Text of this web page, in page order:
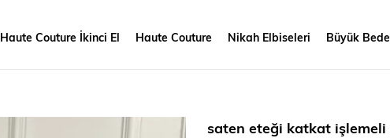
Haute Couture İkinci El Haute Couture Nikah Elbiseleri Büyük
saten eteği katkat işlemeli